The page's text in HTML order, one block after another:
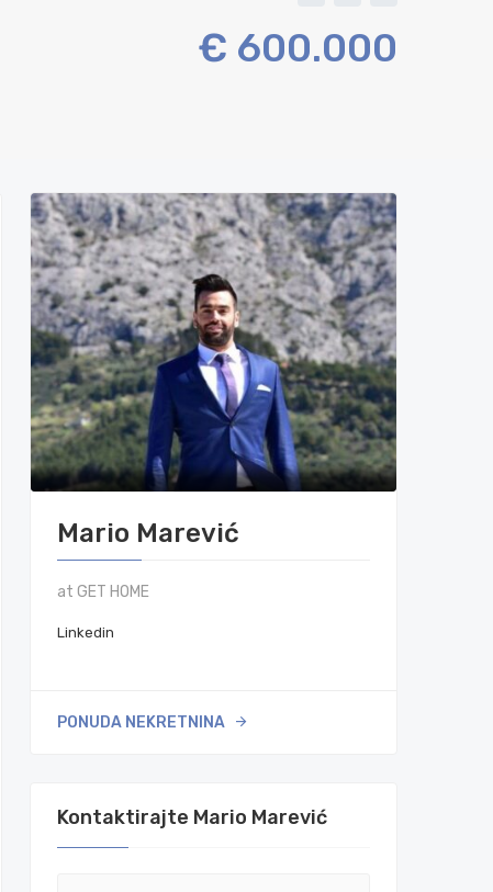
€ 600.000
Mario Marević
at GET HOME
Linkedin
PONUDA NEKRETNINA
Kontaktirajte Mario Marević